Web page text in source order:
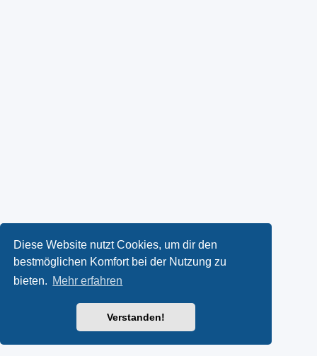
Diese Website nutzt Cookies, um dir den
bestmöglichen Komfort bei der Nutzung zu
bieten. Mehr erfahren
Verstanden!